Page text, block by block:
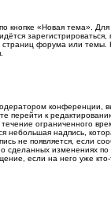
кнопке «Новая тема».
страниц форума или
конференции,
перейти к
ограниченного
надпись,
не появляется, если
сделанных изменениях
если на него уже